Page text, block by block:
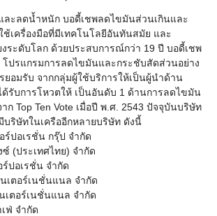
ะลดน้ำหนัก บอดี้เชพลดไขมันส่วนเกินและ
เครื่องมือที่มีเทคโนโลยีอันทันสมัย และ
ระดับโลก ด้วยประสบการณ์กว่า 19 ปี บอดี้เชพ
ปรแกรมการลดไขมันและกระชับสัดส่วนอย่าง
ยอมรับ จากกลุ่มผู้ใช้บริการให้เป็นผู้นำด้าน
รับการโหวตให้ เป็นอันดับ 1 ด้านการลดไขมัน
ก Top Ten Vote เมื่อปี พ.ศ. 2543 ปัจจุบันบริษัท
บริษัทในเครืออีกหลายบริษัท ดังนี้
ร์ปอเรชั่น กรุ๊ป จำกัด
(ประเทศไทย) จำกัด
ปอเรชั่น จำกัด
เตอร์เนชั่นแนล จำกัด
เตอร์เนชั่นแนล จำกัด
ฟ่ จำกัด